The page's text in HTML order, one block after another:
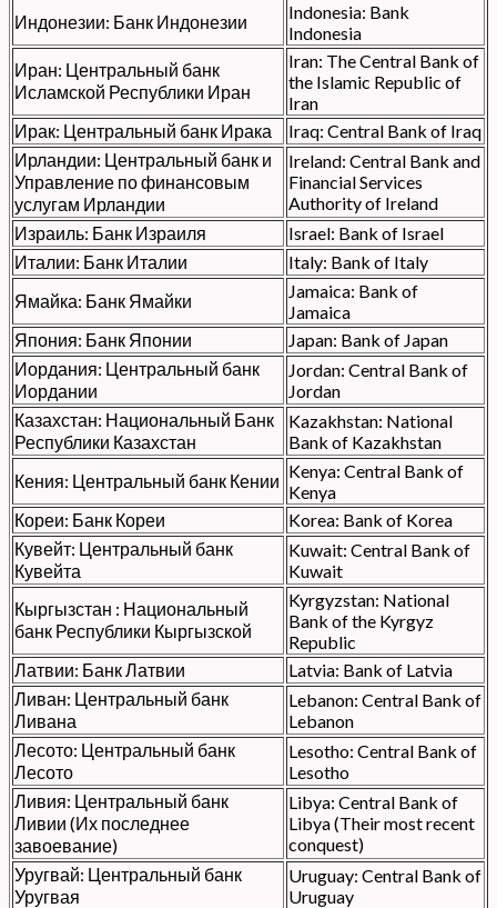
Индонезии: Банк Индонезии
Indonesia: Bank
Indonesia
Иран: Центральный банк
Исламской Республики Иран
Iran: The Central Bank of
the Islamic Republic of
Iran
Ирак: Центральный банк Ирака
Iraq: Central Bank of Iraq
Ирландии: Центральный банк и
Управление по финансовым
услугам Ирландии
Ireland: Central Bank and
Financial Services
Authority of Ireland
Израиль: Банк Израиля
Israel: Bank of Israel
Италии: Банк Италии
Italy: Bank of Italy
Ямайка: Банк Ямайки
Jamaica: Bank of
Jamaica
Япония: Банк Японии
Japan: Bank of Japan
Иордания: Центральный банк
Иордании
Jordan: Central Bank of
Jordan
Казахстан: Национальный Банк
Республики Казахстан
Kazakhstan: National
Bank of Kazakhstan
Кения: Центральный банк Кении Kenya: Central Bank of
Kenya
Кореи: Банк Кореи
Korea: Bank of Korea
Кувейт: Центральный банк
Кувейта
Kuwait: Central Bank of
Kuwait
Кыргызстан : Национальный
банк Республики Кыргызской
Kyrgyzstan: National
Bank of the Kyrgyz
Republic
Латвии: Банк Латвии
Latvia: Bank of Latvia
Ливан: Центральный банк
Ливана
Lebanon: Central Bank of
Lebanon
Лесото: Центральный банк
Лесото
Lesotho: Central Bank of
Lesotho
Ливия: Центральный банк
Ливии (Их последнее
завоевание)
Libya: Central Bank of
Libya (Their most recent
conquest)
Уругвай: Центральный банк
Уругвая
Uruguay: Central Bank of
Uruguay